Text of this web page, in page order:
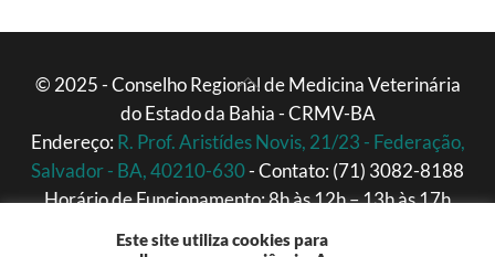
Back
To
Top
© 2025 - Conselho Regional de Medicina Veterinária
do Estado da Bahia - CRMV-BA
Endereço: R. Prof. Aristídes Novis, 21/23 - Federação,
Salvador - BA, 40210-630- Contato: (71) 3082-8188
Horário de Funcionamento: 8h às 12h – 13h às 17h
Este site utiliza cookies para